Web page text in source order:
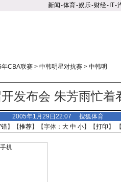
新闻-体育-娱乐-财经- IT-
CBA联赛 > 中韩明星对抗赛 > 中韩明
发布会 朱芳雨忙着
2005年1月29日22:07 搜狐体育
错】【推荐】【字体： 大 中 小】【打印 】 【